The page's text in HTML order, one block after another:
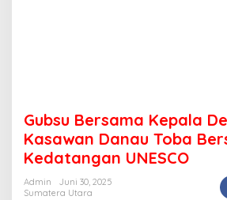
Gubsu Bersama Kepala
Kasawan Danau Toba
Kedatangan UNESCO
Admin
Juni 30, 2025
Sumatera Utara